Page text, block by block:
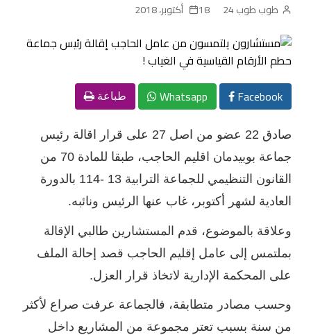
طوب طوب 24 18 أكتوبر، 2018
Facebook
Whatsapp طباعة
صادق 22 عضو من اصل 27 على قرار اقالة رئيس
جماعة بوبيدمان اقليم الحاجب، طبقا للمادة 70 من
القانون التنظيمي للجماعة الترابية 13 -114 بالدورة
العادية لشهر أكتوبر، غاب عنها الرئيس ونائبه.
وعلاقة بالموضوع، قدم المستشارين طالبي الإقالة
بملتمس إلى عامل إقليم الحاجب قصد إحالة الملف
على المحكمة الإدارية لاتخاذ قرار العزل.
وحسب مصادر متطابقة، فالجماعة عرفت صراع لأكثر
من سنة بسبب تعتر مجموعة من المشاريع داخل